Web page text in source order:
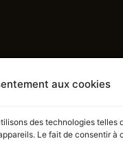
aux cookies
des technologies telles
Le fait de consentir à